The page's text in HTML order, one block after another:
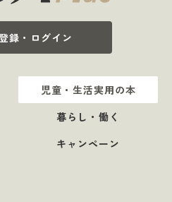
録・ログイン
児童・生活実用の本
暮らし・働く
キャンペーン